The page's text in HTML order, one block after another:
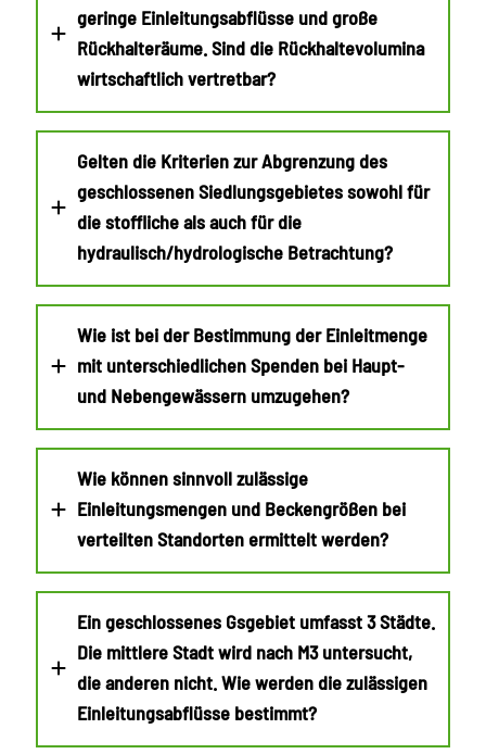
geringe Einleitungsabflüsse und große
Rückhalteräume. Sind die Rückhaltevolumina
wirtschaftlich vertretbar?
Gelten die Kriterien zur Abgrenzung des
geschlossenen Siedlungsgebietes sowohl für
die stoffliche als auch für die
hydraulisch/hydrologische Betrachtung?
Wie ist bei der Bestimmung der Einleitmenge
mit unterschiedlichen Spenden bei Haupt-
und Nebengewässern umzugehen?
Wie können sinnvoll zulässige
Einleitungsmengen und Beckengrößen bei
verteilten Standorten ermittelt werden?
Ein geschlossenes Gsgebiet umfasst 3 Städte.
Die mittlere Stadt wird nach M3 untersucht,
die anderen nicht. Wie werden die zulässigen
Einleitungsabflüsse bestimmt?